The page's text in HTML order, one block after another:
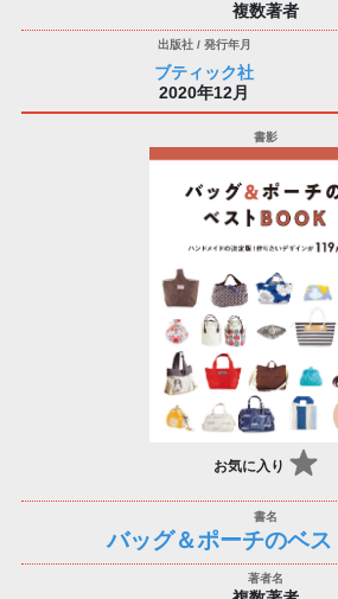
複数著者
ブティック社
2020年12月
お気に入り
バッグ＆ポーチのベ